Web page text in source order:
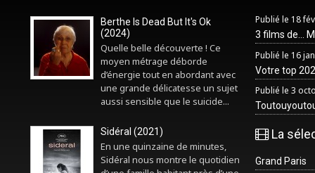
Berthe Is Dead But It's Ok
(2024)
Quelle belle découverte ! Ce
moyen métrage déborde
d’énergie tout en abordant avec
une grande délicatesse un sujet
aussi sensible que le suicide...
Sidéral (2021)
En une quinzaine de minutes,
Sidéral nous montre le quotidien
Publié le 18
3 films de...
Publié le 16
Votre top
Publié le 3
La
Grand Paris